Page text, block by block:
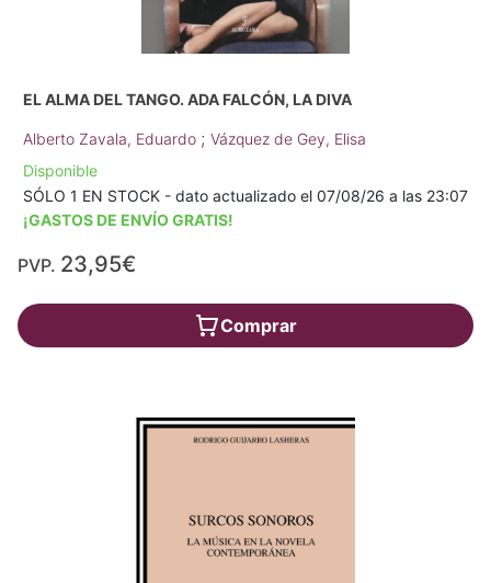
EL ALMA DEL TANGO. ADA FALCÓN, LA DIVA
Alberto Zavala, Eduardo ; Vázquez de Gey, Elisa
Disponible
SÓLO 1 EN STOCK - dato actualizado el 07/08/26 a las 23:07
¡GASTOS DE ENVÍO GRATIS!
PVP. 23,95€
Comprar